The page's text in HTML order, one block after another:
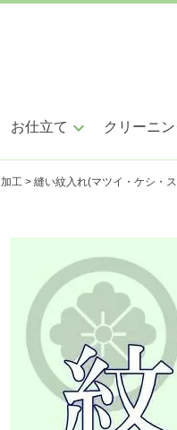
お仕立て keyboard_arrow_down
訪問着・附下
振袖・留袖
クリーニ
加工 縫い紋入れ(マツイ・ケシ・ス